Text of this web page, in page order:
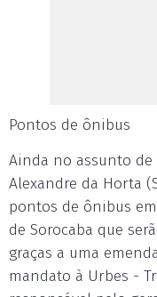
Pontos de ônibus
Ainda no assunto
Alexandre da Horta
pontos de ônibus
de Sorocaba que
graças a uma
mandato à Urbes -